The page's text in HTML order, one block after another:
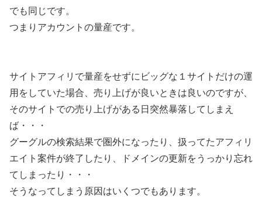
でも同じです。
つまりアカウントの量産です。
サイトアフィリで量産をせずにビッグな１サイトだけの運
用をしていた場合、売り上げが良いときは良いのですが、
そのサイトでの売り上げがある日突然暴落してしまえ
ば・・・
グーグルの検索結果で圏外になったり、扱ってたアフィリ
エイト案件が終了したり、ドメインの更新をうっかり忘れ
てしまったり・・・
そうなってしまう原因はいくつでもあります。